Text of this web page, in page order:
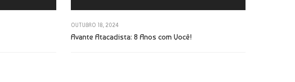
OUTUBRO 18, 2024
Avante Atacadista: 8 Anos com Você!